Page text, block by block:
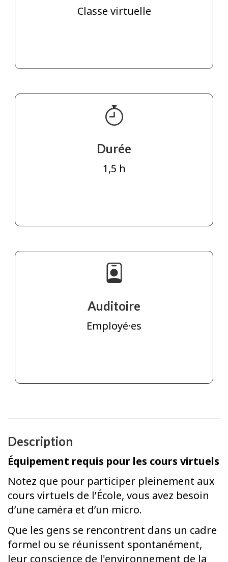
Classe virtuelle
Durée
1,5 h
Auditoire
Employé·es
Description
Équipement requis pour les cours virtuels
Notez que pour participer pleinement aux
cours virtuels de l’École, vous avez besoin
d’une caméra et d’un micro.
Que les gens se rencontrent dans un cadre
formel ou se réunissent spontanément,
leur conscience de l'environnement de la